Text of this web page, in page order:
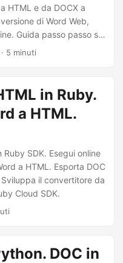
HTML e da DOCX a
di Word Web,
Guida passo passo su
di Microsoft Word.
5 minuti
in Ruby.
a HTML.
SDK. Esegui online
a HTML. Esporta DOC
Sviluppa il convertitore da
Cloud SDK.
DOC in